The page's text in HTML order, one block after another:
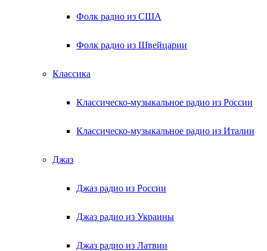
Фолк радио из США
Фолк радио из Швейцарии
Классика
Классическо-музыкальное радио из России
Классическо-музыкальное радио из Италии
Джаз
Джаз радио из России
Джаз радио из Украины
Джаз радио из Латвии